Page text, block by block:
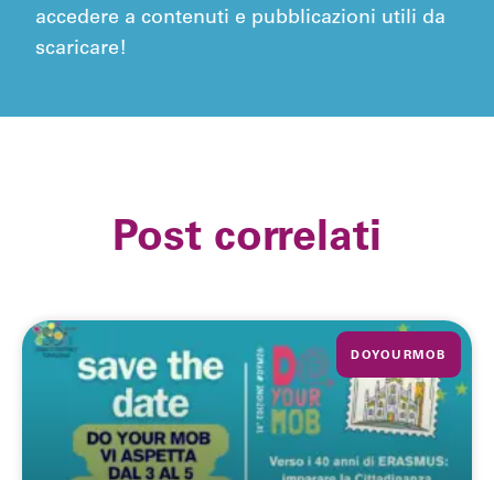
accedere a contenuti e pubblicazioni utili da
scaricare!
Post correlati
DOYOURMOB